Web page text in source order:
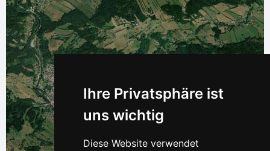
Ihre Privatsphäre ist
uns wichtig
Diese Website verwendet